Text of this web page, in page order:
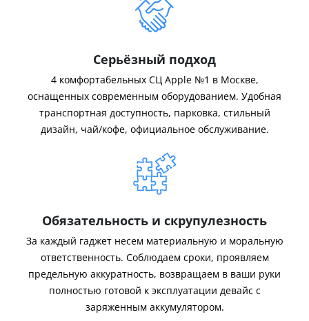
Серьёзный подход
4 комфортабельных СЦ Apple №1 в Москве,
оснащенных современным оборудованием. Удобная
транспортная доступность, парковка, стильный
дизайн, чай/кофе, официальное обслуживание.
Обязательность и скрупулезность
За каждый гаджет несем материальную и моральную
ответственность. Соблюдаем сроки, проявляем
предельную аккуратность, возвращаем в ваши руки
полностью готовой к эксплуатации девайс с
заряженным аккумулятором.